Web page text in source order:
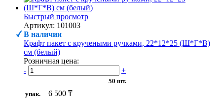
Быстрый просмотр
Артикул: 101003
В наличии
Крафт пакет с кручеными ручками, 22*12*25 (Ш*Г*В)
см (белый)
Розничная цена:
-
+
50 шт.
упак.
6 500 ₸